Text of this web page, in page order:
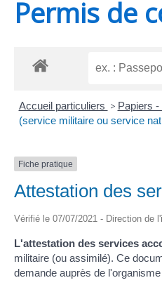
Permis de
Accueil particuliers > Papiers
(service militaire ou service
Fiche pratique
Attestation des
Vérifié le 07/07/2021 - Direction de
L'attestation des services
militaire (ou assimilé). Ce
demande auprès de